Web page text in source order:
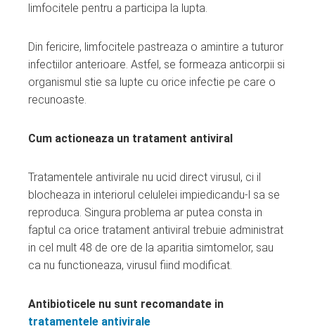
limfocitele pentru a participa la lupta.
Din fericire, limfocitele pastreaza o amintire a tuturor
infectiilor anterioare. Astfel, se formeaza anticorpii si
organismul stie sa lupte cu orice infectie pe care o
recunoaste.
Cum actioneaza un tratament antiviral
Tratamentele antivirale nu ucid direct virusul, ci il
blocheaza in interiorul celulelei impiedicandu-l sa se
reproduca. Singura problema ar putea consta in
faptul ca orice tratament antiviral trebuie administrat
in cel mult 48 de ore de la aparitia simtomelor, sau
ca nu functioneaza, virusul fiind modificat.
Antibioticele nu sunt recomandate in
tratamentele antivirale